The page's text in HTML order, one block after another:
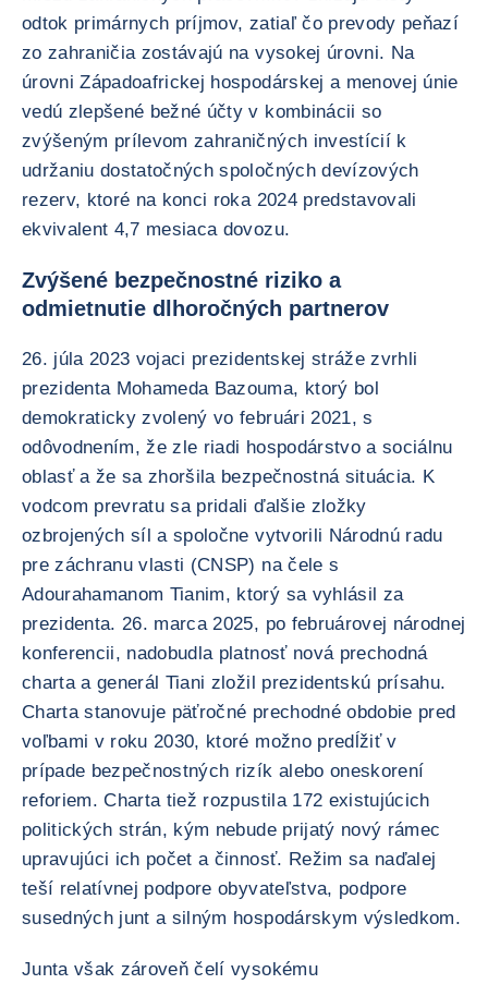
odtok primárnych príjmov, zatiaľ čo prevody peňazí
zo zahraničia zostávajú na vysokej úrovni. Na
úrovni Západoafrickej hospodárskej a menovej únie
vedú zlepšené bežné účty v kombinácii so
zvýšeným prílevom zahraničných investícií k
udržaniu dostatočných spoločných devízových
rezerv, ktoré na konci roka 2024 predstavovali
ekvivalent 4,7 mesiaca dovozu.
Zvýšené bezpečnostné riziko a
odmietnutie dlhoročných partnerov
26. júla 2023 vojaci prezidentskej stráže zvrhli
prezidenta Mohameda Bazouma, ktorý bol
demokraticky zvolený vo februári 2021, s
odôvodnením, že zle riadi hospodárstvo a sociálnu
oblasť a že sa zhoršila bezpečnostná situácia. K
vodcom prevratu sa pridali ďalšie zložky
ozbrojených síl a spoločne vytvorili Národnú radu
pre záchranu vlasti (CNSP) na čele s
Adourahamanom Tianim, ktorý sa vyhlásil za
prezidenta. 26. marca 2025, po februárovej národnej
konferencii, nadobudla platnosť nová prechodná
charta a generál Tiani zložil prezidentskú prísahu.
Charta stanovuje päťročné prechodné obdobie pred
voľbami v roku 2030, ktoré možno predĺžiť v
prípade bezpečnostných rizík alebo oneskorení
reforiem. Charta tiež rozpustila 172 existujúcich
politických strán, kým nebude prijatý nový rámec
upravujúci ich počet a činnosť. Režim sa naďalej
teší relatívnej podpore obyvateľstva, podpore
susedných junt a silným hospodárskym výsledkom.
Junta však zároveň čelí vysokému